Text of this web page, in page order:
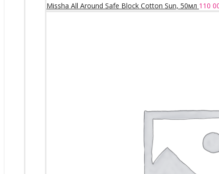
Missha All Around Safe Block Cotton Sun, 50мл 110